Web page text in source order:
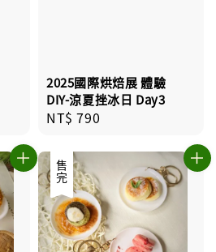
2025國際烘焙展 體驗
DIY-涼夏挫冰日 Day3
Regular
NT$ 790
售完